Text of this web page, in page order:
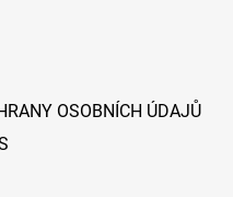
OSOBNÍCH ÚDAJŮ